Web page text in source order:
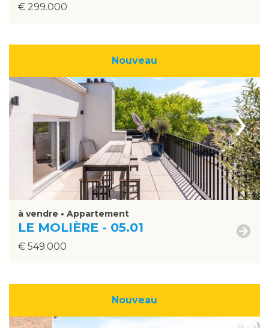
€ 299.000
Nouveau
›
à vendre • Appartement
LE MOLIÈRE - 05.01
€ 549.000
Nouveau